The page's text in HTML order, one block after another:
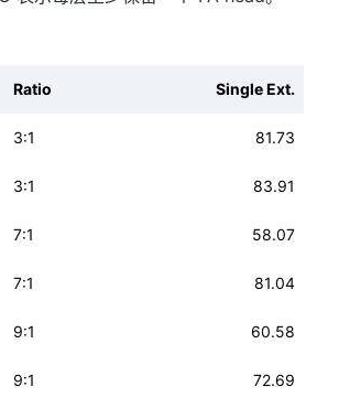
Ratio Single Ext.
3:1 81.73
3:1 83.91
7:1 58.07
7:1 81.04
9:1 60.58
9:1 72.69